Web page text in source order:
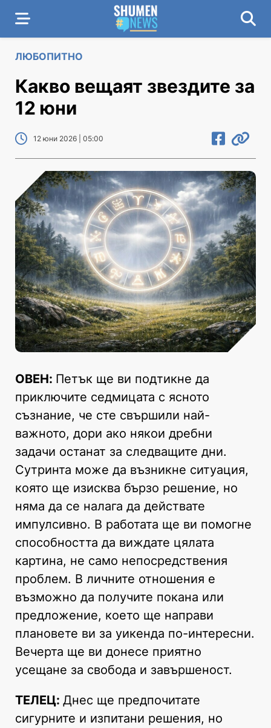
ЛЮБОПИТНО
Какво вещаят звездите за
12 юни
12 юни 2026 | 05:00
ОВЕН: Петък ще ви подтикне да
приключите седмицата с ясното
съзнание, че сте свършили най-
важното, дори ако някои дребни
задачи останат за следващите дни.
Сутринта може да възникне ситуация,
която ще изисква бързо решение, но
няма да се налага да действате
импулсивно. В работата ще ви помогне
способността да виждате цялата
картина, не само непосредствения
проблем. В личните отношения е
възможно да получите покана или
предложение, което ще направи
плановете ви за уикенда по-интересни.
Вечерта ще ви донесе приятно
усещане за свобода и завършеност.
ТЕЛЕЦ: Днес ще предпочитате
сигурните и изпитани решения, но